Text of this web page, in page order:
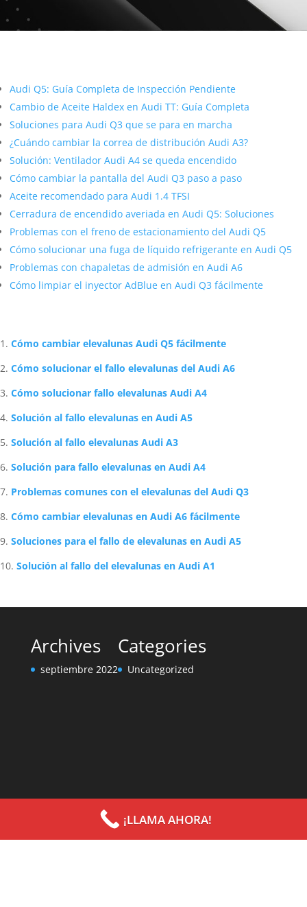
Audi Q5: Guía Completa de Inspección Pendiente
Cambio de Aceite Haldex en Audi TT: Guía Completa
Soluciones para Audi Q3 que se para en marcha
¿Cuándo cambiar la correa de distribución Audi A3?
Solución: Ventilador Audi A4 se queda encendido
Cómo cambiar la pantalla del Audi Q3 paso a paso
Aceite recomendado para Audi 1.4 TFSI
Cerradura de encendido averiada en Audi Q5: Soluciones
Problemas con el freno de estacionamiento del Audi Q5
Cómo solucionar una fuga de líquido refrigerante en Audi Q5
Problemas con chapaletas de admisión en Audi A6
Cómo limpiar el inyector AdBlue en Audi Q3 fácilmente
Cómo cambiar elevalunas Audi Q5 fácilmente
Cómo solucionar el fallo elevalunas del Audi A6
Cómo solucionar fallo elevalunas Audi A4
Solución al fallo elevalunas en Audi A5
Solución al fallo elevalunas Audi A3
Solución para fallo elevalunas en Audi A4
Problemas comunes con el elevalunas del Audi Q3
Cómo cambiar elevalunas en Audi A6 fácilmente
Soluciones para el fallo de elevalunas en Audi A5
Solución al fallo del elevalunas en Audi A1
Archives
septiembre 2022
Categories
Uncategorized
¡LLAMA AHORA!